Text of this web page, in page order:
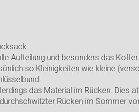
Aufteilung und besonders das
so Kleinigkeiten wie kleine
das Material im Rücken. Dies
Rücken im Sommer